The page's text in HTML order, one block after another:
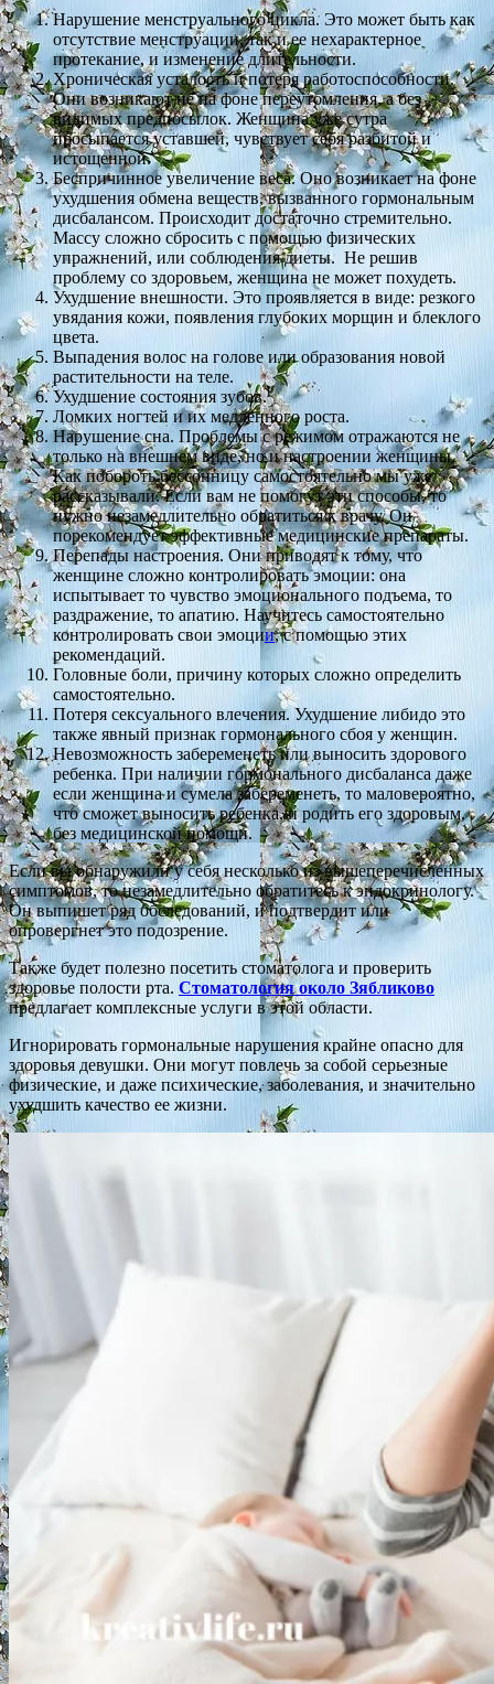
Нарушение менструального цикла. Это может быть как
отсутствие менструации, так и ее нехарактерное
протекание, и изменение длительности.
Хроническая усталость и потеря работоспособности.
Они возникают не на фоне переутомления, а без
видимых предпосылок. Женщина уже сутра
просыпается уставшей, чувствует себя разбитой и
истощенной.
Беспричинное увеличение веса. Оно возникает на фоне
ухудшения обмена веществ, вызванного гормональным
дисбалансом. Происходит достаточно стремительно.
Массу сложно сбросить с помощью физических
упражнений, или соблюдения диеты. Не решив
проблему со здоровьем, женщина не может похудеть.
Ухудшение внешности. Это проявляется в виде: резкого
увядания кожи, появления глубоких морщин и блеклого
цвета.
Выпадения волос на голове или образования новой
растительности на теле.
Ухудшение состояния зубов.
Ломких ногтей и их медленного роста.
Нарушение сна. Проблемы с режимом отражаются не
только на внешнем виде, но и настроении женщины.
Как побороть бессонницу самостоятельно мы уже
рассказывали. Если вам не помогут эти способы, то
нужно незамедлительно обратиться к врачу. Он
порекомендует эффективные медицинские препараты.
Перепады настроения. Они приводят к тому, что
женщине сложно контролировать эмоции: она
испытывает то чувство эмоционального подъема, то
раздражение, то апатию. Научитесь самостоятельно
контролировать свои эмоции, с помощью этих
рекомендаций.
Головные боли, причину которых сложно определить
самостоятельно.
Потеря сексуального влечения. Ухудшение либидо это
также явный признак гормонального сбоя у женщин.
Невозможность забеременеть или выносить здорового
ребенка. При наличии гормонального дисбаланса даже
если женщина и сумела забеременеть, то маловероятно,
что сможет выносить ребенка, и родить его здоровым,
без медицинской помощи.
Если вы обнаружили у себя несколько из вышеперечисленных
симптомов, то незамедлительно обратитесь к эндокринологу.
Он выпишет ряд обследований, и подтвердит или
опровергнет это подозрение.
Также будет полезно посетить стоматолога и проверить
здоровье полости рта. Стоматология около Зябликово
предлагает комплексные услуги в этой области.
Игнорировать гормональные нарушения крайне опасно для
здоровья девушки. Они могут повлечь за собой серьезные
физические, и даже психические, заболевания, и значительно
ухудшить качество ее жизни.